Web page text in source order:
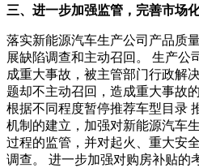
三、进一步加强监管，完善市场
落实新能源汽车生产公司产品质
展缺陷调查和主动召回。 生产公
成重大事故，被主管部门行政解
题却不主动召回，造成重大事故
根据不同程度暂停推荐车型目录
机制的建立，加强对新能源汽车
过程的监管，并对起火、重大安
调查。 进一步加强对购房补贴的